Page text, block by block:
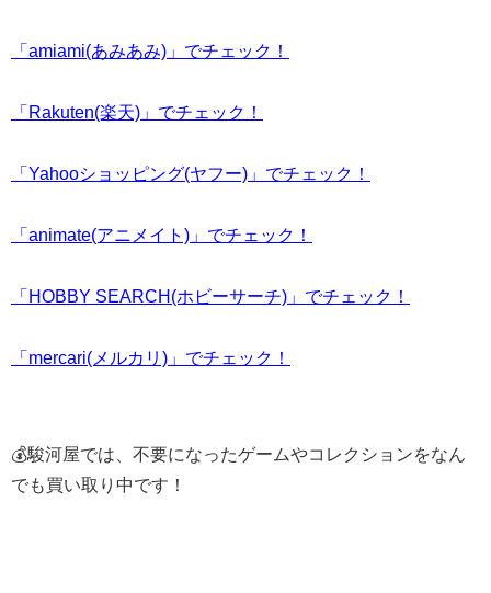
「amiami(あみあみ)」でチェック！
「Rakuten(楽天)」でチェック！
「Yahooショッピング(ヤフー)」でチェック！
「animate(アニメイト)」でチェック！
「HOBBY SEARCH(ホビーサーチ)」でチェック！
「mercari(メルカリ)」でチェック！
💰駿河屋では、不要になったゲームやコレクションをなん
でも買い取り中です！